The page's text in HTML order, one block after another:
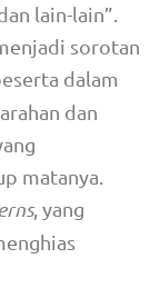
lain-lain”.
sorotan
dalam
dan
matanya.
, yang